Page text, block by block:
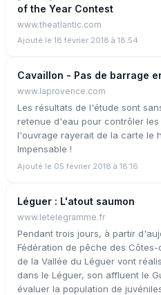
of the Year Contest
www.theatlantic.com
Ajouté le 18 février 2018 à 18:54
Cavaillon - Pas de barrage
www.laprovence.com
Les résultats de l'étude sont
retenue d'eau pour contrôler
l'ouvrage rayerait de la carte le
Impensable !
Ajouté le 05 février 2018 à 18:16
Léguer : L'atout saumon
www.letelegramme.fr
Pendant trois jours, à partir
Fédération de pêche des
de la Vallée du Léguer vont
dans le Léguer, son affluent le
évaluer la population de